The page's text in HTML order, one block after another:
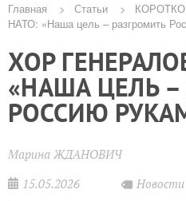
Строка
навигации
Главная Статьи
НАТО: «Наша цель – разгромить
ХОР
«НАША ЦЕЛЬ
РОССИЮ
Марина ЖДАНОВИЧ
15.05.2026